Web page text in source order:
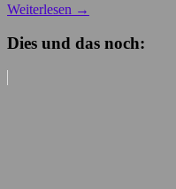
Weiterlesen →
Dies und das noch: